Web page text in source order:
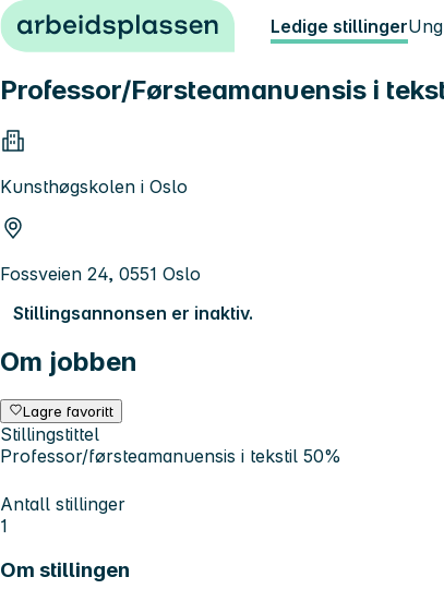
Hopp til innhold Ledige stillingerUng
Professor/Førsteamanuensis i
Kunsthøgskolen i Oslo
Fossveien 24, 0551 Oslo
Stillingsannonsen er inaktiv.
Om jobben
Lagre favoritt
Stillingstittel
Professor/førsteamanuensis i tekstil 50%
Antall stillinger
1
Om stillingen